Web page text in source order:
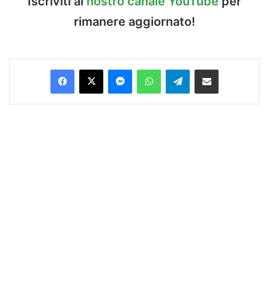
rimanere aggiornato!
Facebook
X MessengerWhatsAppTelegramCondividi via Email